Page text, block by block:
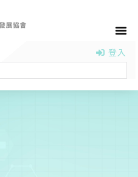
登入